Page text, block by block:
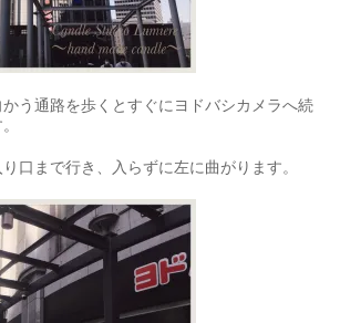
う通路を歩くとすぐにヨドバシカメラへ続
口まで行き、入らずに左に曲がります。